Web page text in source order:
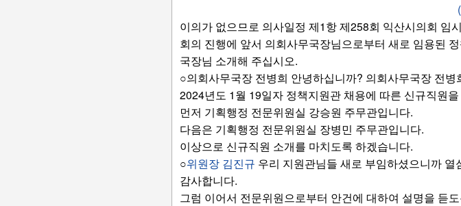
이의가 없으므로 의사일정 제1항 제258회 익산시의회 임
회의 진행에 앞서 의회사무국장님으로부터 새로 임용된
국장님 소개해 주십시오.
○의회사무국장 전병희 안녕하십니까? 의회사무국장 전병
2024년도 1월 19일자 정책지원관 채용에 따른 신규직원
먼저 기획행정 전문위원실 강승원 주무관입니다.
다음은 기획행정 전문위원실 장병민 주무관입니다.
이상으로 신규직원 소개를 마치도록 하겠습니다.
○위원장 김진규 우리 지원관님들 새로 부임하셨으니까
감사합니다.
그럼 이어서 전문위원으로부터 안건에 대하여 설명을 듣